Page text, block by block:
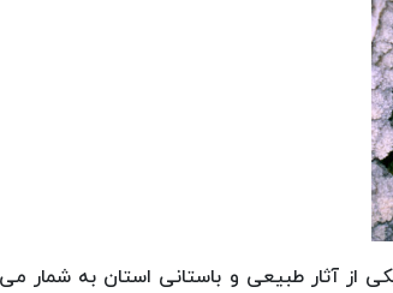
یکی از آثار طبیعی و باستانی استان به